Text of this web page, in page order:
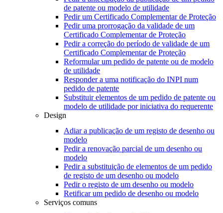
de patente ou modelo de utilidade
Pedir um Certificado Complementar de Proteção
Pedir uma prorrogação da validade de um
Certificado Complementar de Proteção
Pedir a correção do período de validade de um
Certificado Complementar de Proteção
Reformular um pedido de patente ou de modelo
de utilidade
Responder a uma notificação do INPI num
pedido de patente
Substituir elementos de um pedido de patente ou
modelo de utilidade por iniciativa do requerente
Design
Adiar a publicação de um registo de desenho ou
modelo
Pedir a renovação parcial de um desenho ou
modelo
Pedir a substituição de elementos de um pedido
de registo de um desenho ou modelo
Pedir o registo de um desenho ou modelo
Retificar um pedido de desenho ou modelo
Serviços comuns